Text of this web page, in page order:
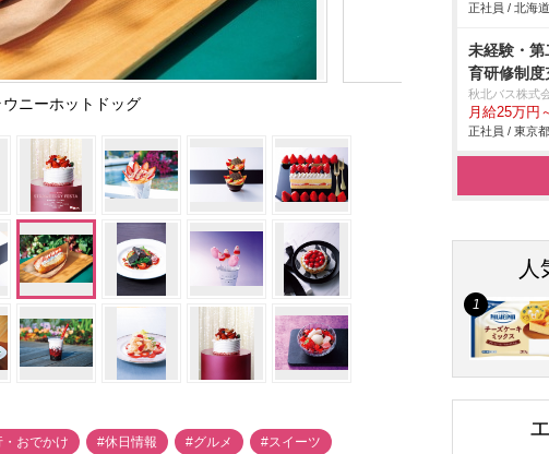
ウニーホットドッグ
おでかけ #休日情報 #グルメ #スイーツ
正社員 / 北海道
未経験・
育研修制度
秋北バス株式
月給25万円
正社員 / 東京都
人